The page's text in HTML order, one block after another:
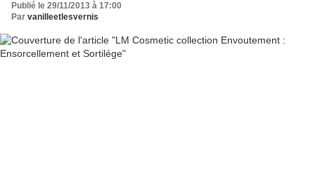
Publié le 29/11/2013 à 17:00
Par vanilleetlesvernis